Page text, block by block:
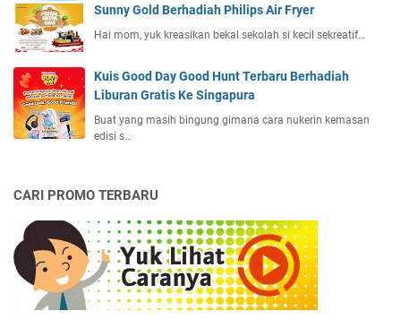
Sunny Gold Berhadiah Philips Air Fryer
Hai mom, yuk kreasikan bekal sekolah si kecil sekreatif…
Kuis Good Day Good Hunt Terbaru Berhadiah
Liburan Gratis Ke Singapura
Buat yang masih bingung gimana cara nukerin kemasan
edisi s…
CARI PROMO TERBARU